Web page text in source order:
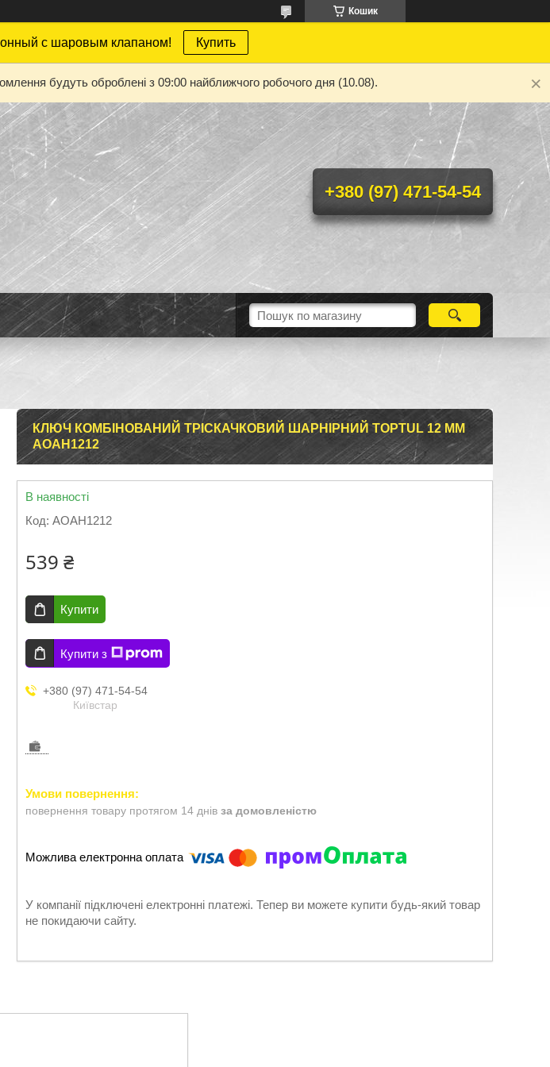
Кошик
с шаровым клапаном! Купить
будуть оброблені з 09:00 найближчого робочого дня (10.08).
+380 (97) 471-54-54
КЛЮЧ КОМБІНОВАНИЙ ТРІСКАЧКОВИЙ ШАРНІРНИЙ TOPTUL 12 ММ
AOAH1212
В наявності
Код: AOAH1212
539 ₴
Купити
Купити з
+380 (97) 471-54-54
Київстар
повернення товару протягом 14 днів за домовленістю
У компанії підключені електронні платежі. Тепер ви можете купити будь-який товар
не покидаючи сайту.